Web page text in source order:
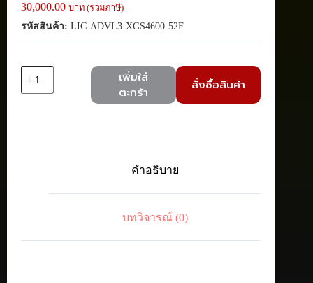
30,000.00 บาท (รวมภาษี)
รหัสสินค้า: LIC-ADVL3-XGS4600-52F
Zyxel
Lifetme
OSPFv3)
เพิ่มใส่
ตะกร้า
สั่งซื้อสินค้า
คำอธิบาย
บทวิจารณ์ (0)